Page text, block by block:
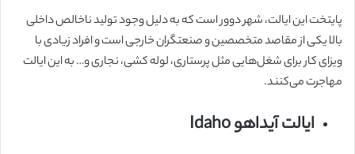
پایتخت این ایالت، شهر دوور است که به دلیل وجود تولید ناخالص داخلی
بالا یکی از مقاصد متخصصین و صنعتگران خارجی است و افراد زیادی با
ویزای کار برای شغل‌هایی مثل پرستاری، لوله کشی، نجاری و… به این ایالت
مهاجرت می‌کنند.
ایالت آیداهو Idaho